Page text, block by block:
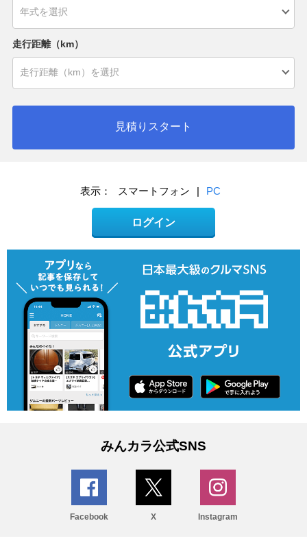
走行距離（km）
見積りスタート
表示： スマートフォン | PC
ログイン
みんカラ公式SNS
Facebook X Instagram